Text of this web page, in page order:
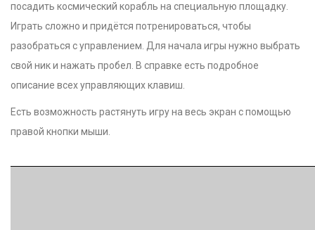
посадить космический корабль на специальную площадку.
Играть сложно и придётся потренироваться, чтобы
разобраться с управлением. Для начала игры нужно выбрать
свой ник и нажать пробел. В справке есть подробное
описание всех управляющих клавиш.
Есть возможность растянуть игру на весь экран с помощью
правой кнопки мыши.